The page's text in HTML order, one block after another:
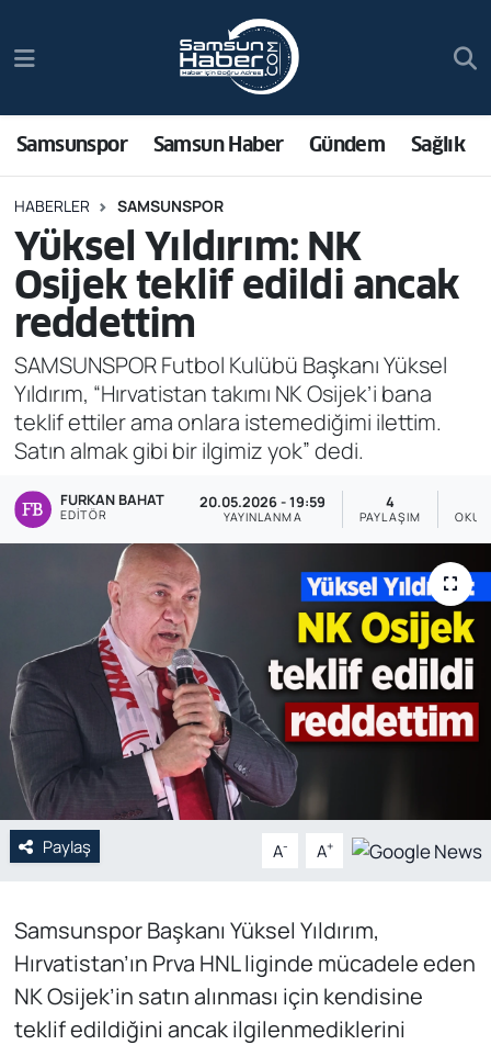
Samsunspor Samsun Haber Gündem Sağlık
HABERLER SAMSUNSPOR
Yüksel Yıldırım: NK
Osijek teklif edildi ancak
reddettim
SAMSUNSPOR Futbol Kulübü Başkanı Yüksel
Yıldırım, “Hırvatistan takımı NK Osijek’i bana
teklif ettiler ama onlara istemediğimi ilettim.
Satın almak gibi bir ilgimiz yok” dedi.
FURKAN BAHAT
EDITÖR
20.05.2026 - 19:59
YAYINLANMA
4
PAYLAŞIM
Paylaş A- A+
Samsunspor Başkanı Yüksel Yıldırım,
Hırvatistan’ın Prva HNL liginde mücadele eden
NK Osijek’in satın alınması için kendisine
teklif edildiğini ancak ilgilenmediklerini
Samsun Haber
Sağlık
Asayiş
Bilim ve Teknoloji
Bölge
Dünya
Gündem
Özel Haber
POLİTİKA
Siyaset
Web Tv
Yerel
Trafik Durumu
Süper Lig Puan Durumu ve Fikstür
Tüm Manşetler
Son Dakika Haberleri
Haber Arşivi